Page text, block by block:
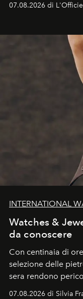
07.08.2026 di
INTERNATIONAL
Watches &
da conoscere
Con centinaia di
selezione delle
sera rendono
cognizione del
07.08.2026 di Silvia